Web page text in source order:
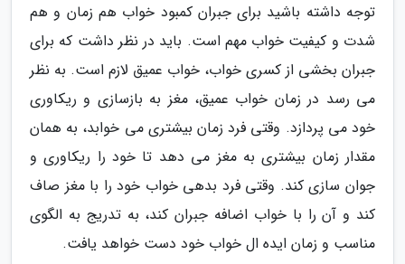
توجه داشته باشید برای جبران کمبود خواب هم زمان و هم
شدت و کیفیت خواب مهم است. باید در نظر داشت که برای
جبران بخشی از کسری خواب، خواب عمیق لازم است. به نظر
می رسد در زمان خواب عمیق، مغز به بازسازی و ریکاوری
خود می پردازد. وقتی فرد زمان بیشتری می خوابد، به همان
مقدار زمان بیشتری به مغز می دهد تا خود را ریکاوری و
جوان سازی کند. وقتی فرد بدهی خواب خود را با مغز صاف
کند و آن را با خواب اضافه جبران کند، به تدریج به الگوی
مناسب و زمان ایده ال خواب خود دست خواهد یافت.